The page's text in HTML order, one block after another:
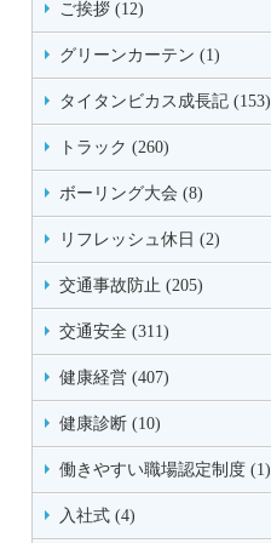
ご挨拶 (12)
グリーンカーテン (1)
タイタンビカス成長記 (153)
トラック (260)
ボーリング大会 (8)
リフレッシュ休日 (2)
交通事故防止 (205)
交通安全 (311)
健康経営 (407)
健康診断 (10)
働きやすい職場認定制度 (1)
入社式 (4)